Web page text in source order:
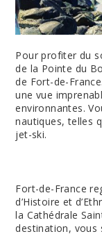
Pour profiter du
de la Pointe du
de Fort-de-
une vue
environnantes.
nautiques, telles
jet-ski.
Fort-de-France
d’Histoire et
la Cathédrale
destination, vous